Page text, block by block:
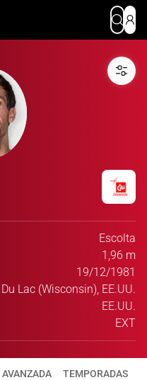
Escolta
1,96 m
19/12/1981
Lac (Wisconsin), EE.UU.
EE.UU.
EXT
AVANZADA TEMPORADAS